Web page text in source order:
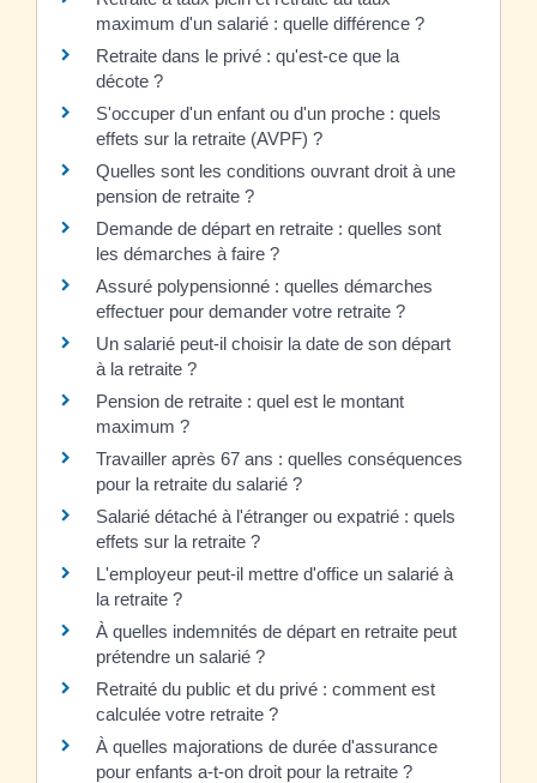
maximum d'un salarié : quelle différence ?
Retraite dans le privé : qu'est-ce que la
décote ?
S'occuper d'un enfant ou d'un proche : quels
effets sur la retraite (AVPF) ?
Quelles sont les conditions ouvrant droit à une
pension de retraite ?
Demande de départ en retraite : quelles sont
les démarches à faire ?
Assuré polypensionné : quelles démarches
effectuer pour demander votre retraite ?
Un salarié peut-il choisir la date de son départ
à la retraite ?
Pension de retraite : quel est le montant
maximum ?
Travailler après 67 ans : quelles conséquences
pour la retraite du salarié ?
Salarié détaché à l'étranger ou expatrié : quels
effets sur la retraite ?
L'employeur peut-il mettre d'office un salarié à
la retraite ?
À quelles indemnités de départ en retraite peut
prétendre un salarié ?
Retraité du public et du privé : comment est
calculée votre retraite ?
À quelles majorations de durée d'assurance
pour enfants a-t-on droit pour la retraite ?